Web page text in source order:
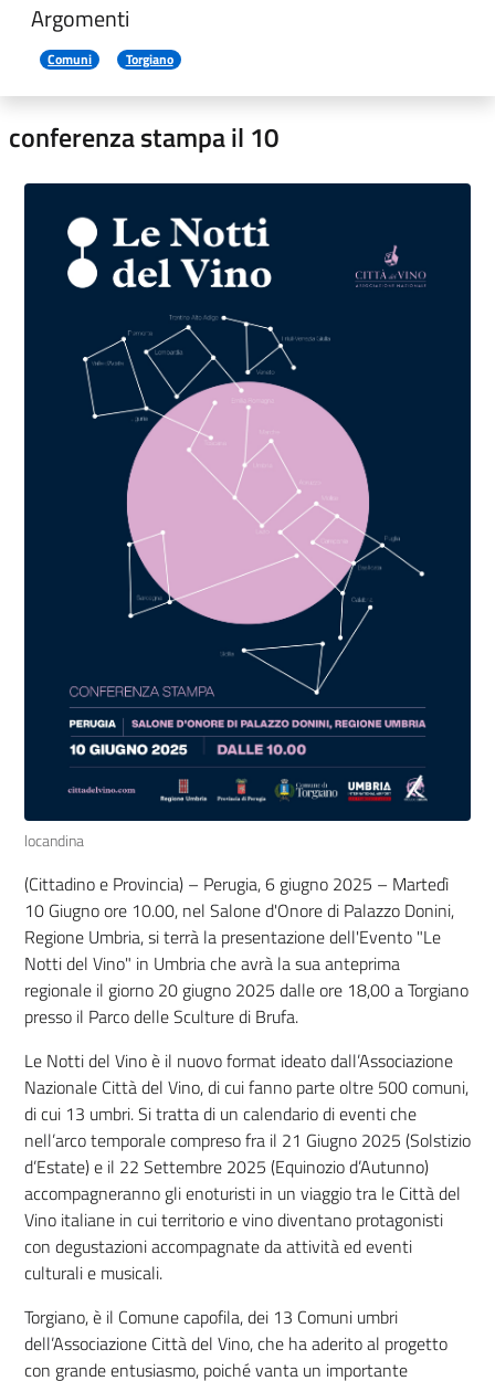
Argomenti
Comuni Torgiano
conferenza stampa il 10
locandina
(Cittadino e Provincia) – Perugia, 6 giugno 2025 – Martedì
10 Giugno ore 10.00, nel Salone d'Onore di Palazzo Donini,
Regione Umbria, si terrà la presentazione dell'Evento "Le
Notti del Vino" in Umbria che avrà la sua anteprima
regionale il giorno 20 giugno 2025 dalle ore 18,00 a Torgiano
presso il Parco delle Sculture di Brufa.
Le Notti del Vino è il nuovo format ideato dall’Associazione
Nazionale Città del Vino, di cui fanno parte oltre 500 comuni,
di cui 13 umbri. Si tratta di un calendario di eventi che
nell’arco temporale compreso fra il 21 Giugno 2025 (Solstizio
d’Estate) e il 22 Settembre 2025 (Equinozio d’Autunno)
accompagneranno gli enoturisti in un viaggio tra le Città del
Vino italiane in cui territorio e vino diventano protagonisti
con degustazioni accompagnate da attività ed eventi
culturali e musicali.
Torgiano, è il Comune capofila, dei 13 Comuni umbri
dell’Associazione Città del Vino, che ha aderito al progetto
con grande entusiasmo, poiché vanta un importante